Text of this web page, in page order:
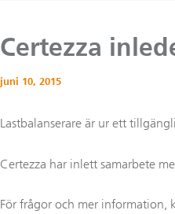
Certezza
juni 10, 2015
Lastbalanserare är ur ett
Certezza har inlett samarbete
För frågor och mer information,